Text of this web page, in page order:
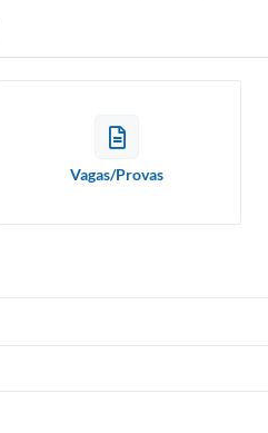
Vagas/Provas